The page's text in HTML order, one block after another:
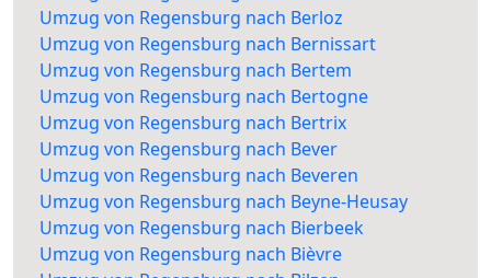
Umzug von Regensburg nach Berloz
Umzug von Regensburg nach Bernissart
Umzug von Regensburg nach Bertem
Umzug von Regensburg nach Bertogne
Umzug von Regensburg nach Bertrix
Umzug von Regensburg nach Bever
Umzug von Regensburg nach Beveren
Umzug von Regensburg nach Beyne-Heusay
Umzug von Regensburg nach Bierbeek
Umzug von Regensburg nach Bièvre